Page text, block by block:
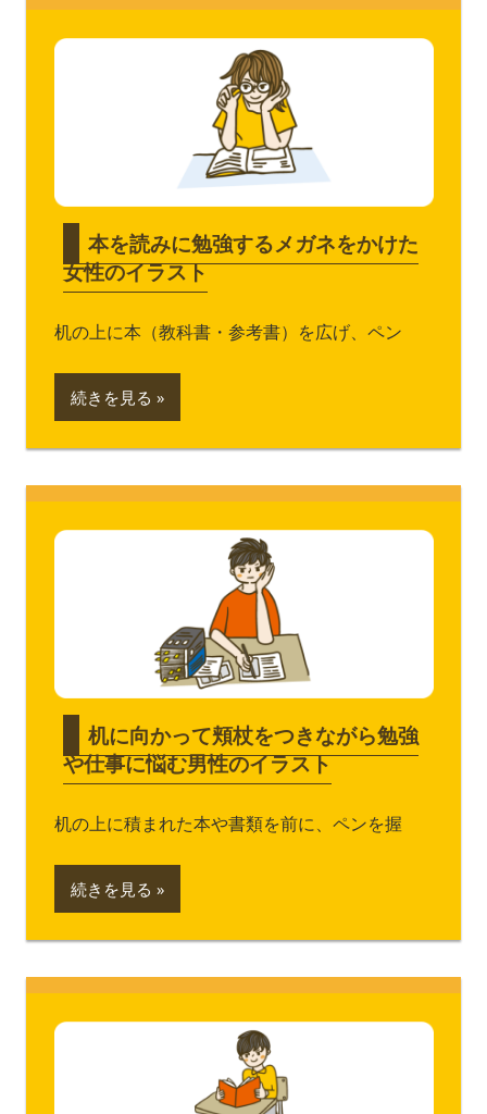
本を読みに勉強するメガネをかけた
女性のイラスト
机の上に本（教科書・参考書）を広げ、ペン
続きを見る
机に向かって頬杖をつきながら勉強
や仕事に悩む男性のイラスト
机の上に積まれた本や書類を前に、ペンを握
続きを見る